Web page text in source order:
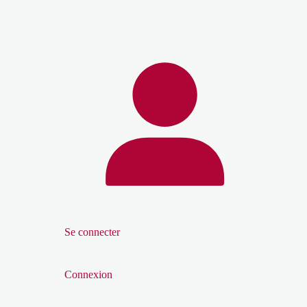
Se connecter
Connexion